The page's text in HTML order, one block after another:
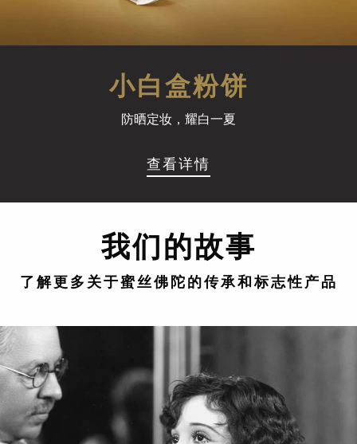
小白盒粉饼
防晒定妆，耀白一夏
查看详情
我们的故事
了解更多关于蜜丝佛陀的传承和标志性产品